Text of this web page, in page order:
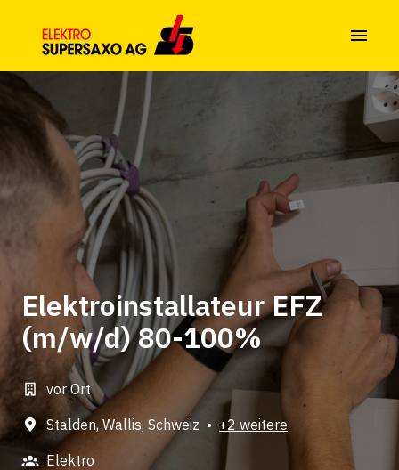
springenStartseite
Elektroinstallateur EFZ
(m/w/d) 80-100%
vor Ort
Stalden, Wallis, Schweiz • +2 weitere
Elektro